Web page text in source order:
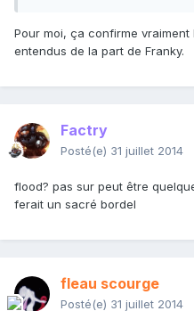
Pour moi, ça confirme
entendus de la part de Franky.
Factry
Posté(e) 31 juillet 2014
flood? pas sur peut être
ferait un sacré bordel
fleau scourge
Posté(e) 31 juillet 2014